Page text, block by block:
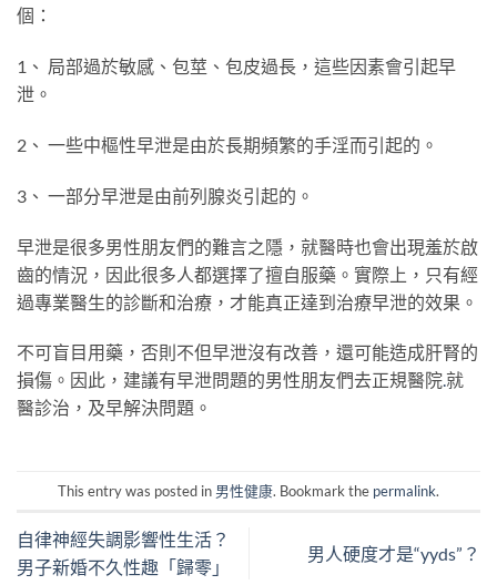
個：
1、 局部過於敏感、包莖、包皮過長，這些因素會引起早
泄。
2、 一些中樞性早泄是由於長期頻繁的手淫而引起的。
3、 一部分早泄是由前列腺炎引起的。
早泄是很多男性朋友們的難言之隱，就醫時也會出現羞於啟
齒的情況，因此很多人都選擇了擅自服藥。實際上，只有經
過專業醫生的診斷和治療，才能真正達到治療早泄的效果。
不可盲目用藥，否則不但早泄沒有改善，還可能造成肝腎的
損傷。因此，建議有早泄問題的男性朋友們去正規醫院.就
醫診治，及早解決問題。
This entry was posted in 男性健康. Bookmark the permalink.
自律神經失調影響性生活？
男子新婚不久性趣「歸零」
男人硬度才是“yyds”？